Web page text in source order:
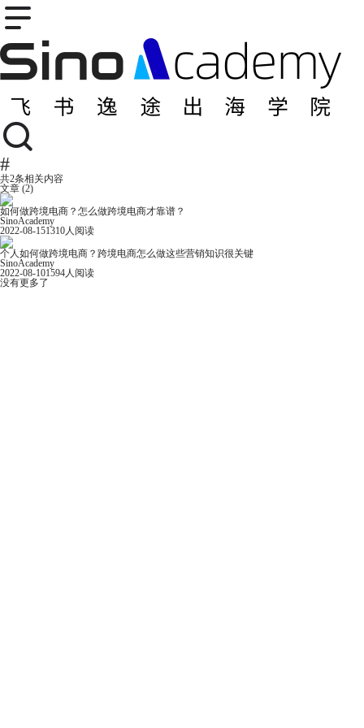
#
共2条相关内容
文章 (2)
如何做跨境电商？怎么做跨境电商才靠谱？
SinoAcademy
2022-08-151310人阅读
个人如何做跨境电商？跨境电商怎么做这些营销知识很关键
SinoAcademy
2022-08-101594人阅读
没有更多了